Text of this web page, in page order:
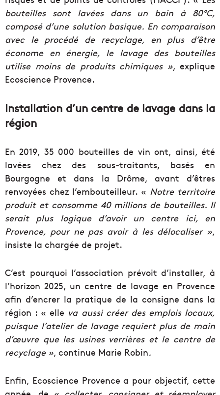
bouteilles sont lavées dans un bain à 80°C,
composé d’une solution basique. En comparaison
avec le procédé de recyclage, en plus d’être
économe en énergie, le lavage des bouteilles
utilise moins de produits chimiques », explique
Ecoscience Provence.
Installation d’un centre de lavage dans la
région
En 2019, 35 000 bouteilles de vin ont, ainsi, été
lavées chez des sous-traitants, basés en
Bourgogne et dans la Drôme, avant d’êtres
renvoyées chez l’embouteilleur. « Notre territoire
produit et consomme 40 millions de bouteilles. Il
serait plus logique d’avoir un centre ici, en
Provence, pour ne pas avoir à les délocaliser »,
insiste la chargée de projet.
C’est pourquoi l’association prévoit d’installer, à
l’horizon 2025, un centre de lavage en Provence
afin d’encrer la pratique de la consigne dans la
région : « elle va aussi créer des emplois locaux,
puisque l’atelier de lavage requiert plus de main
d’œuvre que les usines verrières et le centre de
recyclage », continue Marie Robin.
Enfin, Ecoscience Provence a pour objectif, cette